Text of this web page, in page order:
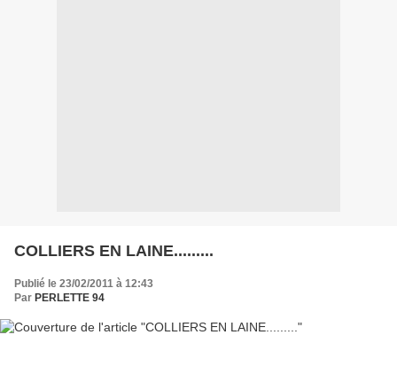
COLLIERS EN LAINE.........
Publié le 23/02/2011 à 12:43
Par PERLETTE 94